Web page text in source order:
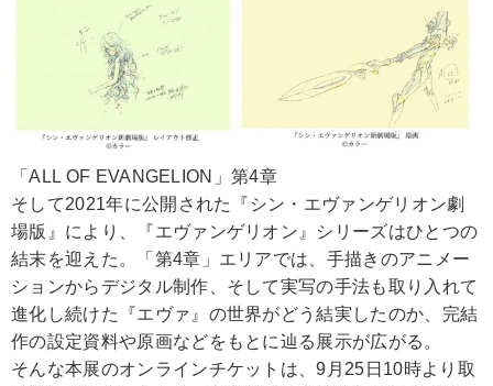
「ALL OF EVANGELION」第4章
そして2021年に公開された『シン・エヴァンゲリオン劇
場版』により、『エヴァンゲリオン』シリーズはひとつの
結末を迎えた。「第4章」エリアでは、手描きのアニメー
ションからデジタル制作、そして実写の手法も取り入れて
進化し続けた『エヴァ』の世界がどう結実したのか、完結
作の設定資料や原画などをもとに辿る展示が広がる。
そんな本展のオンラインチケットは、9月25日10時より取